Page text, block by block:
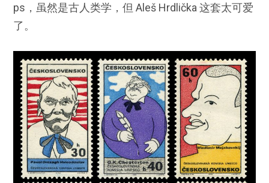
ps，虽然是古人类学，但 Aleš Hrdlička 这套太可爱
了。